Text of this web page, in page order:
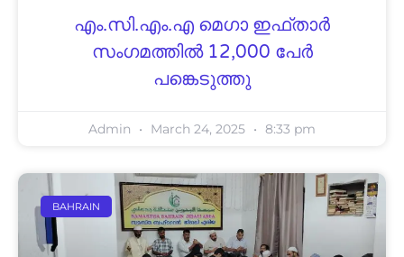
എം.സി.എം.എ മെഗാ ഇഫ്താര്‍
സംഗമത്തില്‍ 12,000 പേര്‍
പങ്കെടുത്തു
Admin March 24, 2025 8:33 pm
BAHRAIN